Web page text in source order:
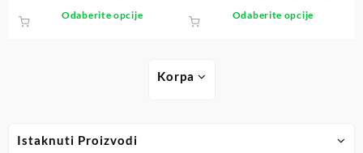
Korpa
Odaberite opcije Odaberite opcije
Istaknuti Proizvodi